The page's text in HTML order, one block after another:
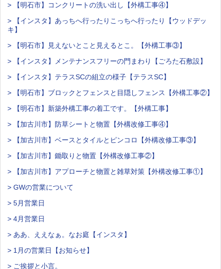
> 【明石市】コンクリートの洗い出し【外構工事④】
> 【インスタ】あっちへ行ったりこっちへ行ったり【ウッドデッ
キ】
> 【明石市】見えないとこと見えるとこ。【外構工事③】
> 【インスタ】メンテナンスフリーの門まわり【ごろた石敷設】
> 【インスタ】テラスSCの組立の様子【テラスSC】
> 【明石市】ブロックとフェンスと目隠しフェンス【外構工事②】
> 【明石市】新築外構工事の着工です。【外構工事】
> 【加古川市】防草シートと物置【外構改修工事④】
> 【加古川市】ベースとタイルとピンコロ【外構改修工事③】
> 【加古川市】鋤取りと物置【外構改修工事②】
> 【加古川市】アプローチと物置と雑草対策【外構改修工事①】
> GWの営業について
> 5月営業日
> 4月営業日
> ああ、ええなぁ。なお庭【インスタ】
> 1月の営業日【お知らせ】
> ご挨拶と小言。